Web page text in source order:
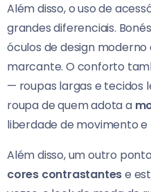
Além disso, o uso de
grandes diferenciais.
óculos de design
marcante. O conforto
— roupas largas e tecidos
roupa de quem adota a
liberdade de movimento
Além disso, um outro
cores contrastantese